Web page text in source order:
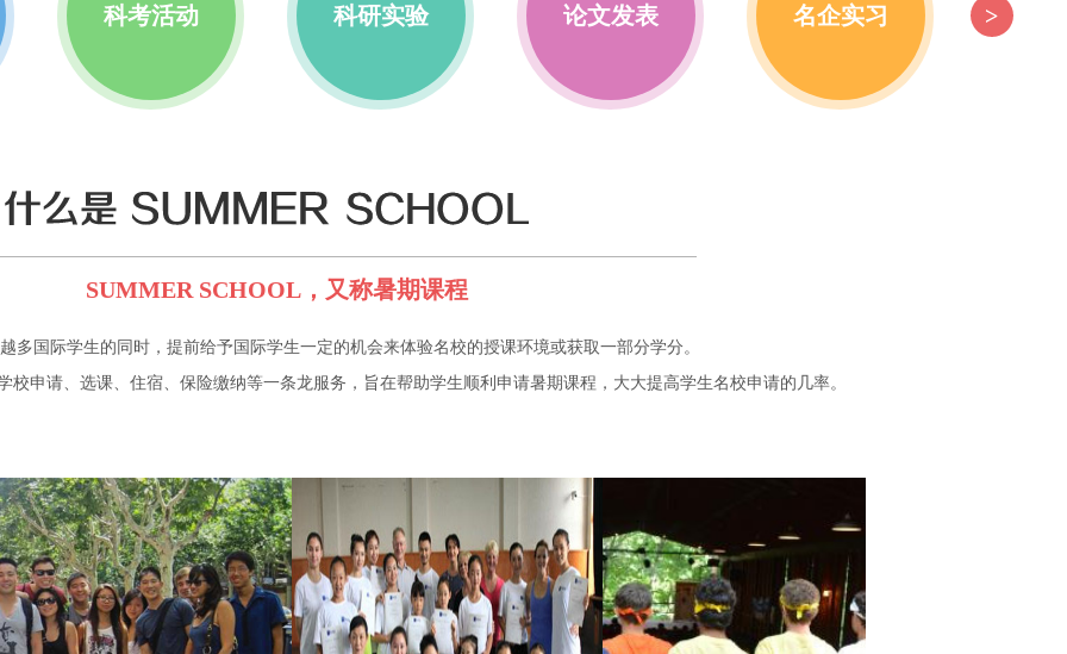
>
科考活动 科研实验 论文发表 名企实习
SUMMER SCHOOL，又称暑期课程
多国际学生的同时，提前给予国际学生一定的机会来体验名校的授课环境或获取一部分学分。
校申请、选课、住宿、保险缴纳等一条龙服务，旨在帮助学生顺利申请暑期课程，大大提高学生名校申请的几率。